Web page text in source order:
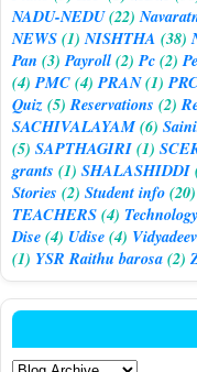
NADU-NEDU(22)
NEWS(1) NISHTHA (38)
Pan (3) Payroll(2) Pc(2)
(4) PMC(4) PRAN(1)
Quiz(5) Reservations (2)
SACHIVALAYAM(6)
(5) SAPTHAGIRI(1)
grants (1) SHALASHIDDI
Stories (2) Student info(20)
TEACHERS(4) Technology
Dise(4) Udise(4)
(1) YSR Raithu barosa(2)